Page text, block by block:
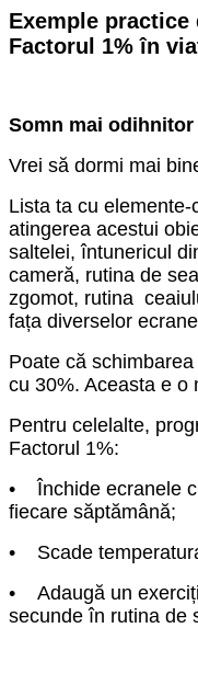
Exemple practice
Factorul 1% în
Somn mai odihnitor
Vrei să dormi mai
Lista ta cu
atingerea acestui
saltelei, întunericul
cameră, rutina de
zgomot, rutina
fața diverselor
Poate că
cu 30%. Aceasta e o
Pentru celelalte,
Factorul 1%:
• Închide ecranele
fiecare săptămână;
• Scade
• Adaugă un
secunde în rutina de